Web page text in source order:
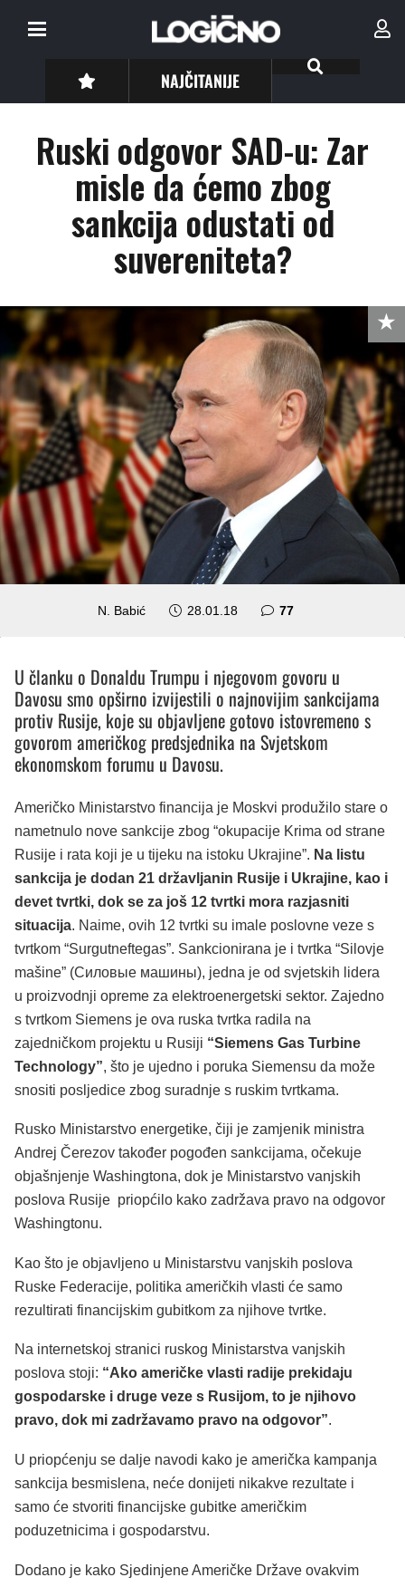
NAJČITANIJE
Ruski odgovor SAD-u: Zar
misle da ćemo zbog
sankcija odustati od
suvereniteta?
N. Babić 28.01.18 77komentara
U članku o Donaldu Trumpu i njegovom govoru u
Davosu smo opširno izvijestili o najnovijim sankcijama
protiv Rusije, koje su objavljene gotovo istovremeno s
govorom američkog predsjednika na Svjetskom
ekonomskom forumu u Davosu.
Američko Ministarstvo financija je Moskvi produžilo stare o
nametnulo nove sankcije zbog “okupacije Krima od strane
Rusije i rata koji je u tijeku na istoku Ukrajine”. Na listu
sankcija je dodan 21 državljanin Rusije i Ukrajine, kao i
devet tvrtki, dok se za još 12 tvrtki mora razjasniti
situacija. Naime, ovih 12 tvrtki su imale poslovne veze s
tvrtkom “Surgutneftegas”. Sankcionirana je i tvrtka “Silovje
mašine” (Силовые машины), jedna je od svjetskih lidera
u proizvodnji opreme za elektroenergetski sektor. Zajedno
s tvrtkom Siemens je ova ruska tvrtka radila na
zajedničkom projektu u Rusiji “Siemens Gas Turbine
Technology”, što je ujedno i poruka Siemensu da može
snositi posljedice zbog suradnje s ruskim tvrtkama.
Rusko Ministarstvo energetike, čiji je zamjenik ministra
Andrej Čerezov također pogođen sankcijama, očekuje
objašnjenje Washingtona, dok je Ministarstvo vanjskih
poslova Rusije priopćilo kako zadržava pravo na odgovor
Washingtonu.
Kao što je objavljeno u Ministarstvu vanjskih poslova
Ruske Federacije, politika američkih vlasti će samo
rezultirati financijskim gubitkom za njihove tvrtke.
Na internetskoj stranici ruskog Ministarstva vanjskih
poslova stoji: “Ako američke vlasti radije prekidaju
gospodarske i druge veze s Rusijom, to je njihovo
pravo, dok mi zadržavamo pravo na odgovor”.
U priopćenju se dalje navodi kako je američka kampanja
sankcija besmislena, neće donijeti nikakve rezultate i
samo će stvoriti financijske gubitke američkim
poduzetnicima i gospodarstvu.
Dodano je kako Sjedinjene Američke Države ovakvim